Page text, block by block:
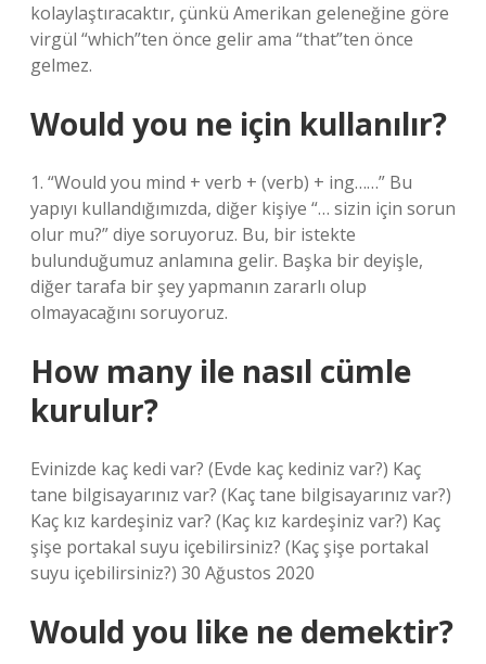
kolaylaştıracaktır, çünkü Amerikan geleneğine göre
virgül “which”ten önce gelir ama “that”ten önce
gelmez.
Would you ne için kullanılır?
1. “Would you mind + verb + (verb) + ing……” Bu
yapıyı kullandığımızda, diğer kişiye “… sizin için sorun
olur mu?” diye soruyoruz. Bu, bir istekte
bulunduğumuz anlamına gelir. Başka bir deyişle,
diğer tarafa bir şey yapmanın zararlı olup
olmayacağını soruyoruz.
How many ile nasıl cümle
kurulur?
Evinizde kaç kedi var? (Evde kaç kediniz var?) Kaç
tane bilgisayarınız var? (Kaç tane bilgisayarınız var?)
Kaç kız kardeşiniz var? (Kaç kız kardeşiniz var?) Kaç
şişe portakal suyu içebilirsiniz? (Kaç şişe portakal
suyu içebilirsiniz?) 30 Ağustos 2020
Would you like ne demektir?